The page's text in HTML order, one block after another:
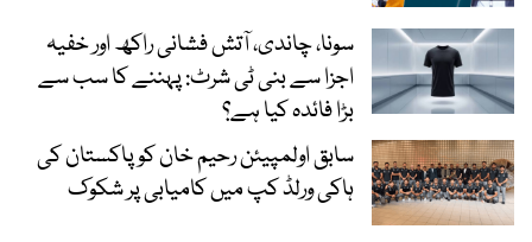
سونا، چاندی، آتش فشانی راکھ اور خفیہ
اجزا سے بنی ٹی شرٹ: پہننے کا سب سے
بڑا فائدہ کیا ہے؟
سابق اولمپیئن رحیم خان کو پاکستان کی
ہاکی ورلڈ کپ میں کامیابی پر شکوک